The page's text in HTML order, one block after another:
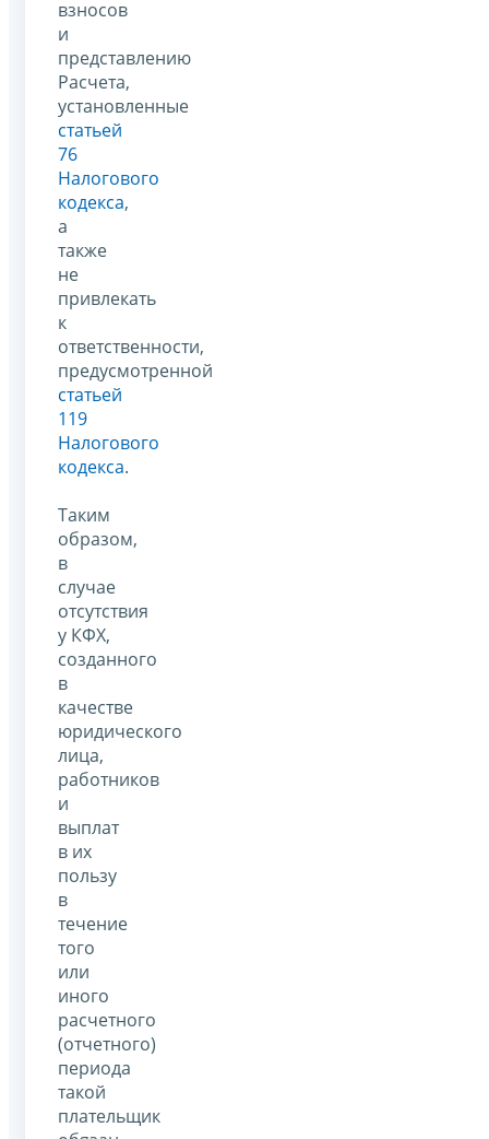
взносов
и
представлению
Расчета,
установленные
статьей
76
Налогового
кодекса,
а
также
не
привлекать
к
ответственности,
предусмотренной
статьей
119
Налогового
кодекса.
Таким
образом,
в
случае
отсутствия
у КФХ,
созданного
в
качестве
юридического
лица,
работников
и
выплат
в их
пользу
в
течение
того
или
иного
расчетного
(отчетного)
периода
такой
плательщик